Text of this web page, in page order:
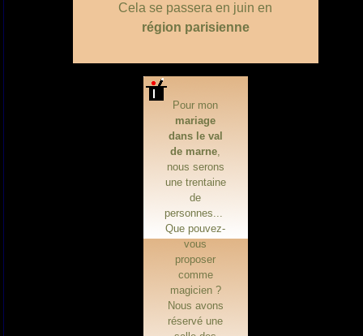
Cela se passera en juin en
région parisienne
Pour mon
mariage
dans le val
de marne
nous serons
une trentaine
de
personnes...
Que pouvez-
vous
proposer
comme
magicien ?
Nous avons
réservé une